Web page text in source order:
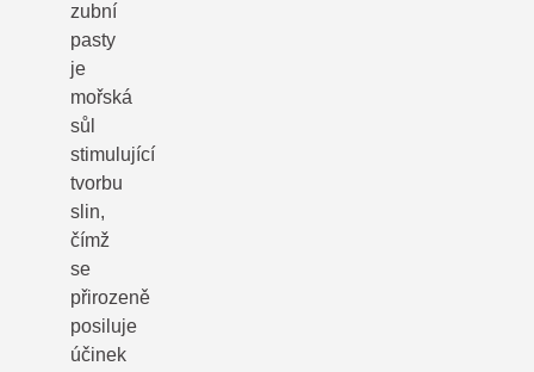
zubní
pasty
je
mořská
sůl
stimulující
tvorbu
slin,
čímž
se
přirozeně
posiluje
účinek